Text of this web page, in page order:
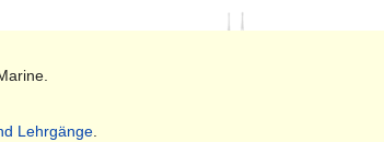
Lehrgänge